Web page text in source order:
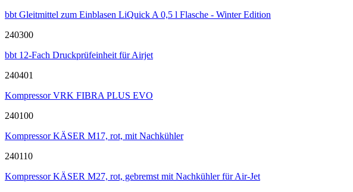
bbt Gleitmittel zum Einblasen LiQuick A 0,5 l Flasche - Winter Edition
240300
bbt 12-Fach Druckprüfeinheit für Airjet
240401
Kompressor VRK FIBRA PLUS EVO
240100
Kompressor KÄSER M17, rot, mit Nachkühler
240110
Kompressor KÄSER M27, rot, gebremst mit Nachkühler für Air-Jet